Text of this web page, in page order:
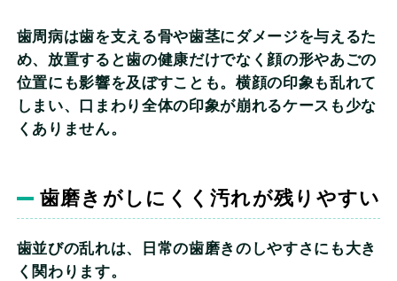
歯周病は歯を支える骨や歯茎にダメージを与えるた
め、放置すると歯の健康だけでなく顔の形やあごの
位置にも影響を及ぼすことも。横顔の印象も乱れて
しまい、口まわり全体の印象が崩れるケースも少な
くありません。
歯磨きがしにくく汚れが残りやすい
歯並びの乱れは、日常の歯磨きのしやすさにも大き
く関わります。